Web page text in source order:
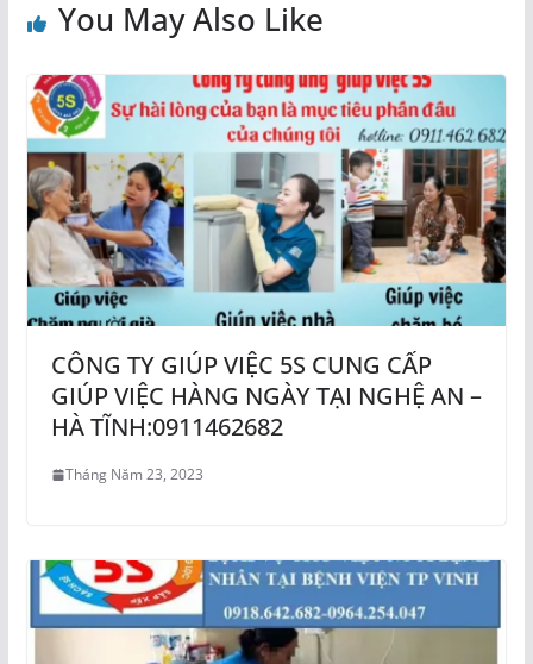
You May Also Like
CÔNG TY GIÚP VIỆC 5S CUNG CẤP
GIÚP VIỆC HÀNG NGÀY TẠI NGHỆ AN –
HÀ TĨNH:0911462682
Tháng Năm 23, 2023